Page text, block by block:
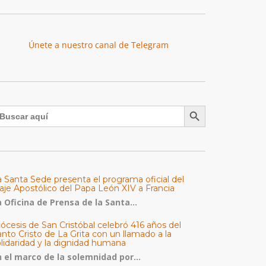
Únete a nuestro canal de Telegram
Botón de búsqueda
Santa Sede presenta el programa oficial del
Apostólico del Papa León XIV a Francia
Oficina de Prensa de la Santa...
de San Cristóbal celebró 416 años del
Cristo de La Grita con un llamado a la
y la dignidad humana
el marco de la solemnidad por...